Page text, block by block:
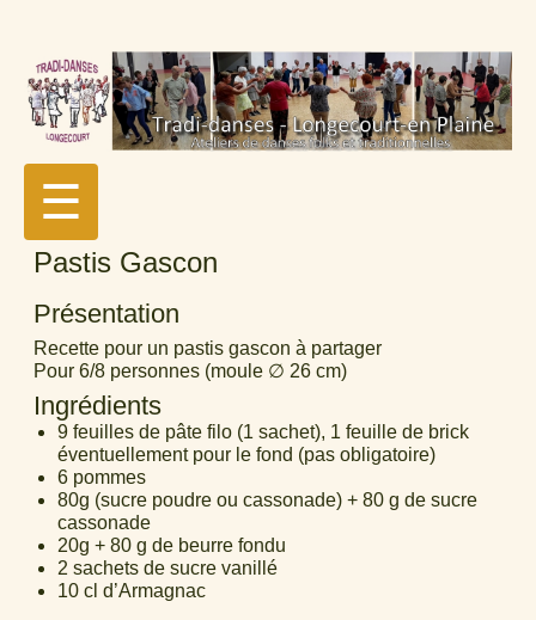
☰
Pastis Gascon
Présentation
Recette pour un pastis gascon à partager
Pour 6/8 personnes (moule ∅ 26 cm)
Ingrédients
9 feuilles de pâte filo (1 sachet), 1 feuille de brick
éventuellement pour le fond (pas obligatoire)
6 pommes
80g (sucre poudre ou cassonade) + 80 g de sucre
cassonade
20g + 80 g de beurre fondu
2 sachets de sucre vanillé
10 cl d’Armagnac